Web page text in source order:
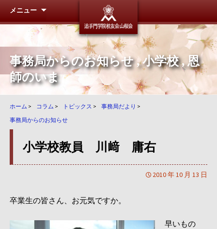
追手門学
メニュー
事務局からのお知らせ,小学校,恩
師のいま
ホーム > コラム > トピックス > 事務局だより >
事務局からのお知らせ
小学校教員 川﨑 庸右
2010 年 10 月 13 日
卒業生の皆さん、お元気ですか。
早いもの